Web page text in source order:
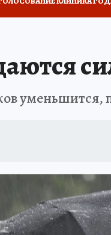
уменьшится,